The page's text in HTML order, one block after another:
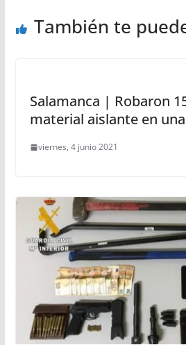
También te
Salamanca | Robaron
material aislante en
viernes, 4 junio 2021